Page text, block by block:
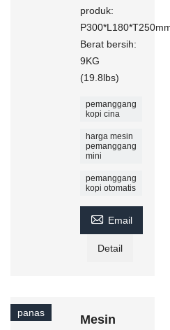
produk:
Berat bersih:
9KG
(19.8lbs)
pemanggang
kopi cina
harga mesin
pemanggang
mini
pemanggang
kopi otomatis
 Email
Detail
panas
Mesin